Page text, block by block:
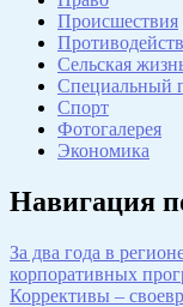
Происшествия
Сельская
Специальный
Спорт
Фотогалерея
Экономика
Навигация
За два года в
корпоративных
Коррективы –